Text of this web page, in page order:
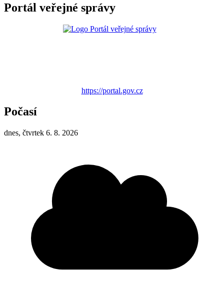
Portál veřejné správy
https://portal.gov.cz
Počasí
dnes, čtvrtek 6. 8. 2026